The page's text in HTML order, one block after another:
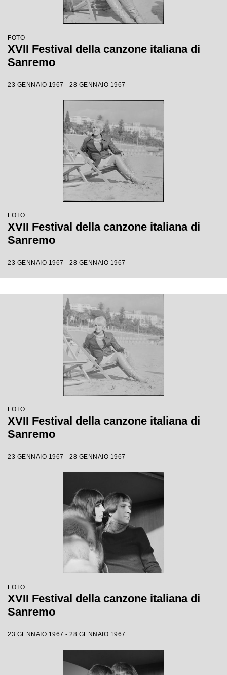
FOTO
XVII Festival della canzone italiana di
Sanremo
23 GENNAIO 1967 - 28 GENNAIO 1967
FOTO
XVII Festival della canzone italiana di
Sanremo
23 GENNAIO 1967 - 28 GENNAIO 1967
FOTO
XVII Festival della canzone italiana di
Sanremo
23 GENNAIO 1967 - 28 GENNAIO 1967
FOTO
XVII Festival della canzone italiana di
Sanremo
23 GENNAIO 1967 - 28 GENNAIO 1967